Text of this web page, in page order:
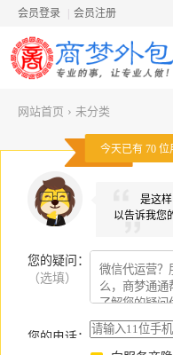
会员登录 会员注册
网站首页 › 未分类
今天已有 70 位
是这
以告诉我您
您的疑问
（选填）
：
您的电话：